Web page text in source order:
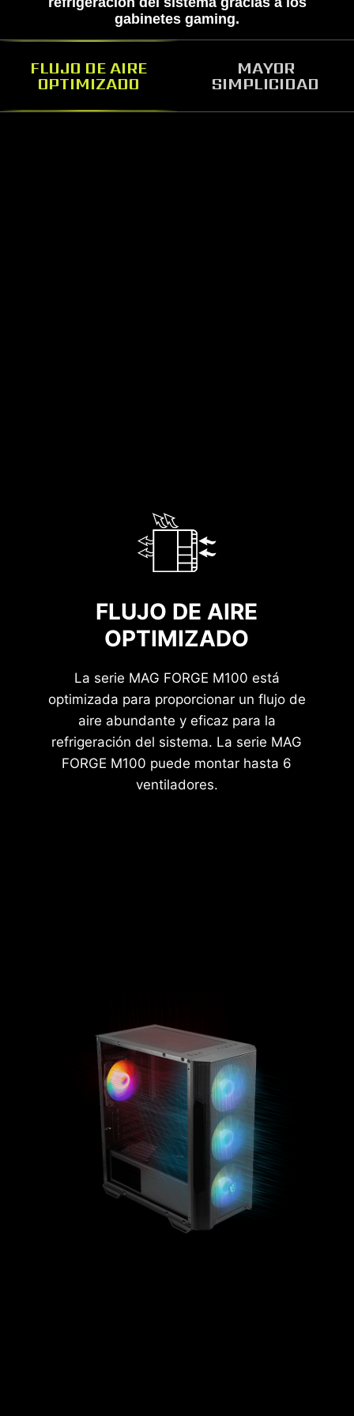
gabinetes gaming.
FLUJO DE AIRE
OPTIMIZADO
MAYOR
SIMPLICIDAD
FLUJO DE AIRE
OPTIMIZADO
La serie MAG FORGE M100 está
optimizada para proporcionar un flujo de
aire abundante y eficaz para la
refrigeración del sistema. La serie MAG
FORGE M100 puede montar hasta 6
ventiladores.
MAYOR SIMPLICIDAD
SOPORTE DE VENTILACIÓN